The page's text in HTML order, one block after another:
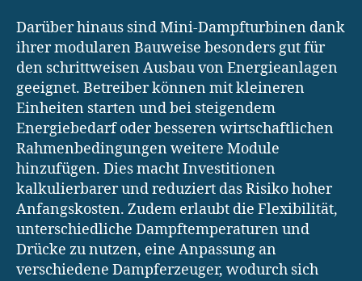
Darüber hinaus sind Mini-Dampfturbinen dank
ihrer modularen Bauweise besonders gut für
den schrittweisen Ausbau von Energieanlagen
geeignet. Betreiber können mit kleineren
Einheiten starten und bei steigendem
Energiebedarf oder besseren wirtschaftlichen
Rahmenbedingungen weitere Module
hinzufügen. Dies macht Investitionen
kalkulierbarer und reduziert das Risiko hoher
Anfangskosten. Zudem erlaubt die Flexibilität,
unterschiedliche Dampftemperaturen und
Drücke zu nutzen, eine Anpassung an
verschiedene Dampferzeuger, wodurch sich